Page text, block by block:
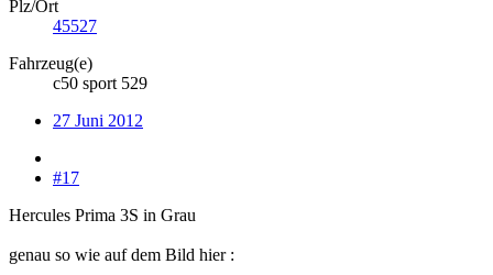
Plz/Ort
45527
Fahrzeug(e)
c50 sport 529
27 Juni 2012
#17
Hercules Prima 3S in Grau
genau so wie auf dem Bild hier :